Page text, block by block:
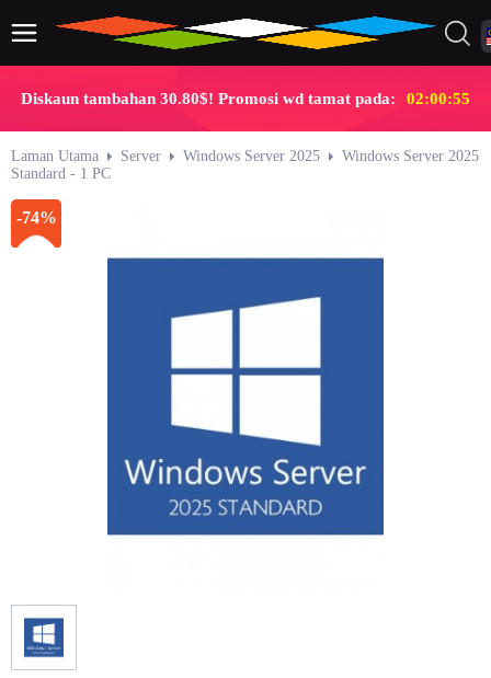
Diskaun tambahan 30.80$! Promosi wd tamat pada: 02:00:55
Laman Utama Server Windows Server 2025
Windows Server 2025
Standard - 1 PC
-74%